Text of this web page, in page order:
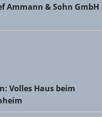
Ammann & Sohn GmbH
Haus beim
Volles Haus beim